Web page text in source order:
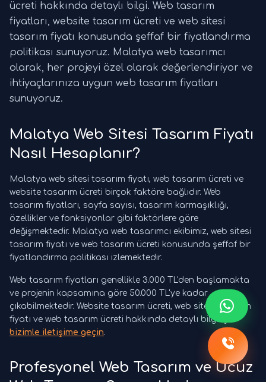
ücreti hakkında detaylı bilgi. Web tasarım
fiyatları, website tasarım ücreti ve web sitesi
tasarım fiyatı konusunda şeffaf bir fiyatlandırma
politikası sunuyoruz. Malatya web tasarımcı
olarak, her projeyi özel olarak değerlendiriyor ve
ihtiyaçlarınıza uygun web tasarım fiyatları
sunuyoruz.
Malatya Web Sitesi Tasarım Fiyatı
Nasıl Hesaplanır?
Malatya web sitesi tasarım fiyatı, web tasarım ücreti ve
website tasarım ücreti birçok faktöre bağlıdır. Web
tasarım fiyatları, sayfa sayısı, tasarım karmaşıklığı,
özellikler ve fonksiyonlar gibi faktörlere göre
değişmektedir. Malatya web tasarımcı ekibimiz, web sitesi
tasarım fiyatı ve web tasarım ücreti konusunda şeffaf bir
fiyatlandırma politikası izlemektedir.
Web tasarım fiyatları genellikle 3.000 TL'den başlamakta
ve projenin kapsamına göre 50.000 TL'ye kadar
çıkabilmektedir. Website tasarım ücreti, web sitesi tasarım
fiyatı ve web tasarım ücreti hakkında detaylı bilgi için
bizimle iletişime geçin.
Profesyonel Web Tasarım ve Ucuz